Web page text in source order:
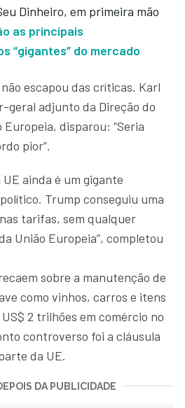
Dinheiro, em primeira mão
as principais
“gigantes” do mercado
escapou das críticas. Karl
geral adjunto da Direção do
Europeia, disparou: “Seria
pior”.
UE ainda é um gigante
Trump conseguiu uma
tarifas, sem qualquer
União Europeia”, completou
sobre a manutenção de
como vinhos, carros e itens
2 trilhões em comércio no
controverso foi a cláusula
da UE.
DA PUBLICIDADE